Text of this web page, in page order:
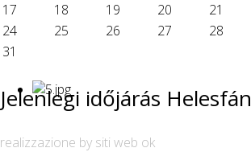
17
18 19 20 21
24
25 26 27 28
31
Jelenlegi időjárás Helesfán
realizzazione by siti web ok